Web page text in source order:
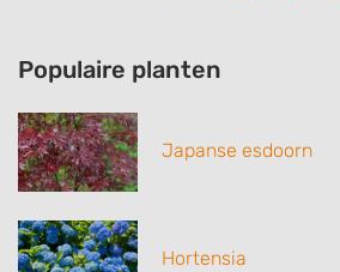
Populaire planten
Japanse esdoorn
Hortensia